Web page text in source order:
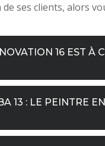
ses clients, alors
16 EST À
13 : LE PEINTRE